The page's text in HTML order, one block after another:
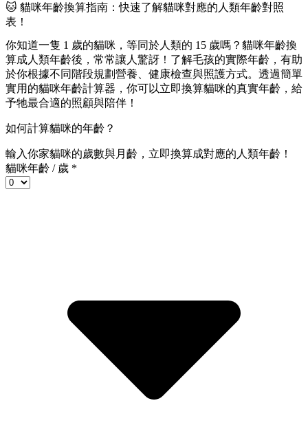
🐱 貓咪年齡換算指南：快速了解貓咪對應的人類年齡對照
表！
你知道一隻 1 歲的貓咪，等同於人類的 15 歲嗎？貓咪年齡換
算成人類年齡後，常常讓人驚訝！了解毛孩的實際年齡，有助
於你根據不同階段規劃營養、健康檢查與照護方式。透過簡單
實用的貓咪年齡計算器 ，你可以立即換算貓咪的真實年齡，給
予牠最合適的照顧與陪伴！
如何計算貓咪的年齡？
輸入你家貓咪的歲數與月齡 ，立即換算成對應的人類年齡！
貓咪年齡 / 歲 *